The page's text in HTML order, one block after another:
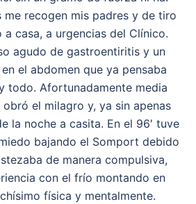
me recogen mis padres y de tiro
casa, a urgencias del Clínico.
agudo de gastroentiritis y un
el abdomen que ya pensaba
todo. Afortunadamente media
el milagro y, ya sin apenas
la noche a casita. En el 96′ tuve
bajando el Somport debido
de manera compulsiva,
con el frío montando en
física y mentalmente.